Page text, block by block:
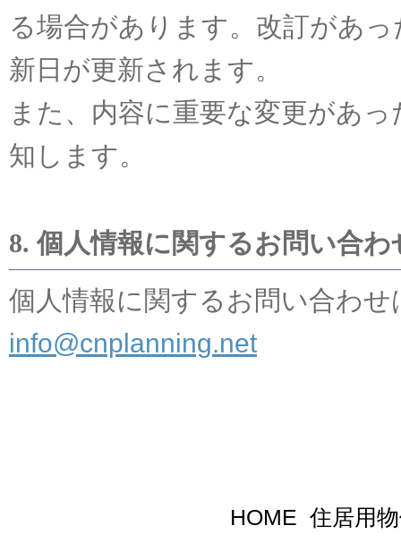
る場合があります。改訂があ
新日が更新されます。
また、内容に重要な変更があ
知します。
8. 個人情報に関するお問い合
個人情報に関するお問い合わ
info@cnplanning.net
HOME 住居用